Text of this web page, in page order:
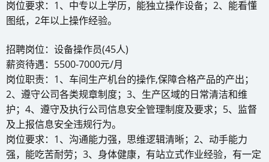
岗位要求：1、中专以上学历，能独立操作设备；2、能看懂
图纸，2年以上操作经验。
招聘岗位：设备操作员(45人)
薪资待遇：5500-7000元/月
岗位职责：1、车间生产机台的操作,保障合格产品的产出；
2、遵守公司各类规章制度；3、生产区域的日常清洁和维
护；4、遵守及执行公司信息安全管理制度及要求；5、监督
及上报信息安全违规行为。
岗位要求：1、沟通能力强，思维逻辑清晰；2、动手能力
强，能吃苦耐劳；3、身体健康，有站立式作业经验，有一定